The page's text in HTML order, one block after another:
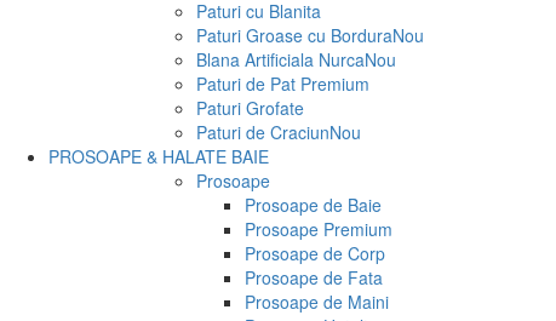
Paturi cu Blanita
Paturi Groase cu BorduraNou
Blana Artificiala NurcaNou
Paturi de Pat Premium
Paturi Grofate
Paturi de CraciunNou
PROSOAPE & HALATE BAIE
Prosoape
Prosoape de Baie
Prosoape Premium
Prosoape de Corp
Prosoape de Fata
Prosoape de Maini